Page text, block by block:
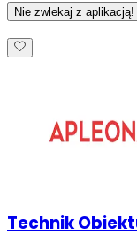
Nie zwlekaj z aplikacją!
Technik